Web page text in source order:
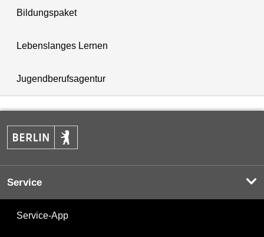
Bildungspaket
Lebenslanges Lernen
Jugendberufsagentur
Service
Service-App